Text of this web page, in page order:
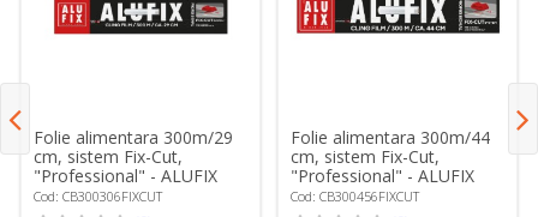
Folie alimentara 300m/29
cm, sistem Fix-Cut,
"Professional" - ALUFIX
Cod: CB300306FIXCUT
Folie alimentara 300m/44
cm, sistem Fix-Cut,
"Professional" - ALUFIX
Cod: CB300456FIXCUT